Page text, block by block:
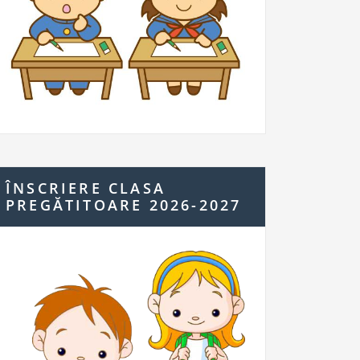
ÎNSCRIERE CLASA
PREGĂTITOARE 2026-2027